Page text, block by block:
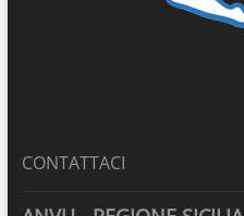
CONTATTACI